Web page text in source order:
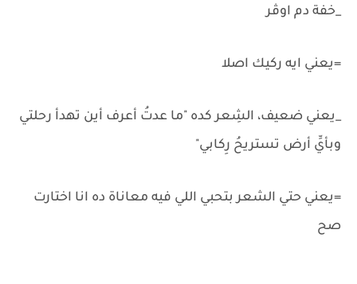
_خفة دم اوڤر
=يعني ايه ركيك اصلا
_يعني ضعيف، الشِعر كده "ما عدتُ أعرف أين تهدأ رحلتي
وبأيِّ أرض تستريحُ رِكابي"
=يعني حتي الشعر بتحبي اللي فيه معاناة ده انا اختارت
صح